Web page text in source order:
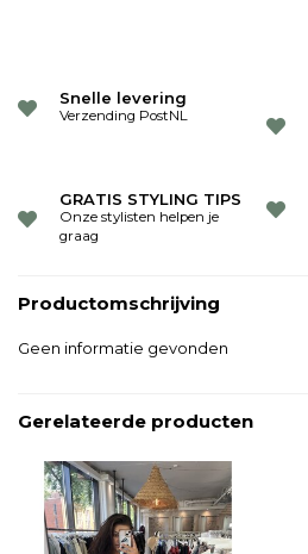
Snelle levering
Verzending PostNL
GRATIS STYLING TIPS
Onze stylisten helpen je
graag
Productomschrijving
Geen informatie gevonden
Gerelateerde producten